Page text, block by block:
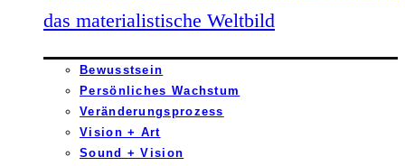
das materialistische Weltbild
Bewusstsein
Persönliches Wachstum
Veränderungsprozess
Vision + Art
Sound + Vision